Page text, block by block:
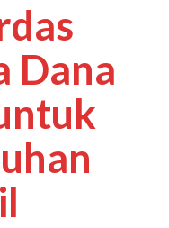
Dana